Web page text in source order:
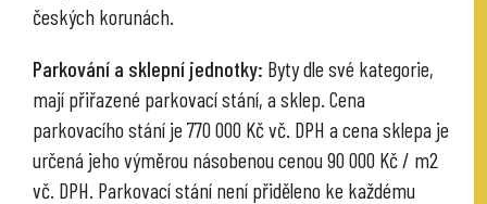
českých korunách.
Parkování a sklepní jednotky: Byty dle své kategorie,
mají přiřazené parkovací stání, a sklep. Cena
parkovacího stání je 770 000 Kč vč. DPH a cena sklepa je
určená jeho výměrou násobenou cenou 90 000 Kč / m2
vč. DPH. Parkovací stání není přiděleno ke každému